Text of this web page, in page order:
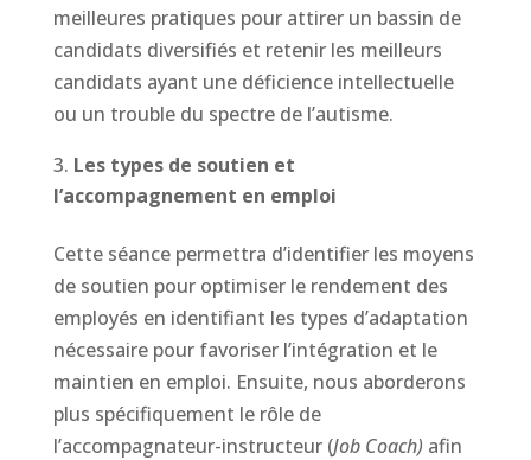
meilleures pratiques pour attirer un bassin de
candidats diversifiés et retenir les meilleurs
candidats ayant une déficience intellectuelle
ou un trouble du spectre de l’autisme.
Les types de soutien et
l’accompagnement en emploi
Cette séance permettra d’identifier les moyens
de soutien pour optimiser le rendement des
employés en identifiant les types d’adaptation
nécessaire pour favoriser l’intégration et le
maintien en emploi. Ensuite, nous aborderons
plus spécifiquement le rôle de
l’accompagnateur-instructeur (Job Coach) afin